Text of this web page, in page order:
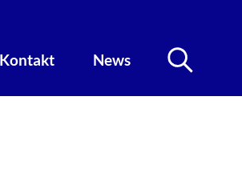
Kontakt News